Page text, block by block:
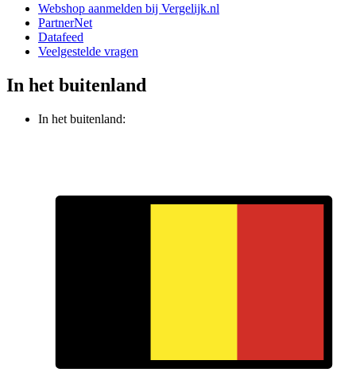
Webshop aanmelden bij Vergelijk.nl
PartnerNet
Datafeed
Veelgestelde vragen
In het buitenland
In het buitenland: